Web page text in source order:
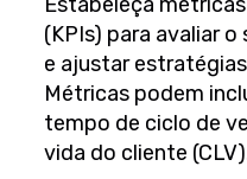
(KPIs) para avaliar
e ajustar
Métricas podem
tempo de ciclo de
vida do cliente